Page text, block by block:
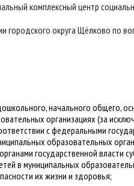
комплексный центр
городского округа Щёлково по
начального общего,
организациях (за
с федеральными
образовательных
государственной власти
в муниципальных
их жизни и здоровья;